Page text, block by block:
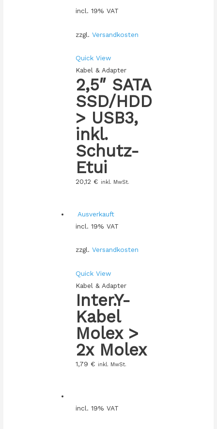
incl. 19% VAT
zzgl. Versandkosten
Quick View
Kabel & Adapter
2,5″ SATA
SSD/HDD
> USB3,
inkl.
Schutz-
Etui
20,12 € inkl. MwSt.
Ausverkauft
incl. 19% VAT
zzgl. Versandkosten
Quick View
Kabel & Adapter
Inter.Y-
Kabel
Molex >
2x Molex
1,79 € inkl. MwSt.
incl. 19% VAT